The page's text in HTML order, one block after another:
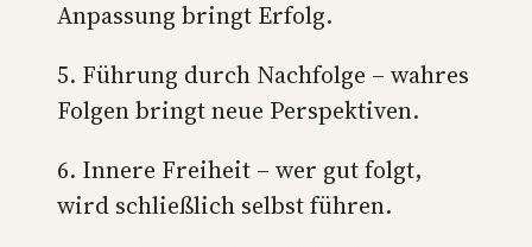
Anpassung bringt Erfolg.
5. Führung durch Nachfolge – wahres
Folgen bringt neue Perspektiven.
6. Innere Freiheit – wer gut folgt,
wird schließlich selbst führen.